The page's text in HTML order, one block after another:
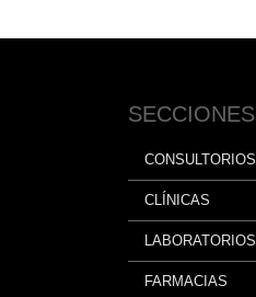
SECCIONES
CONSULTORIOS
CLÍNICAS
LABORATORIOS
FARMACIAS